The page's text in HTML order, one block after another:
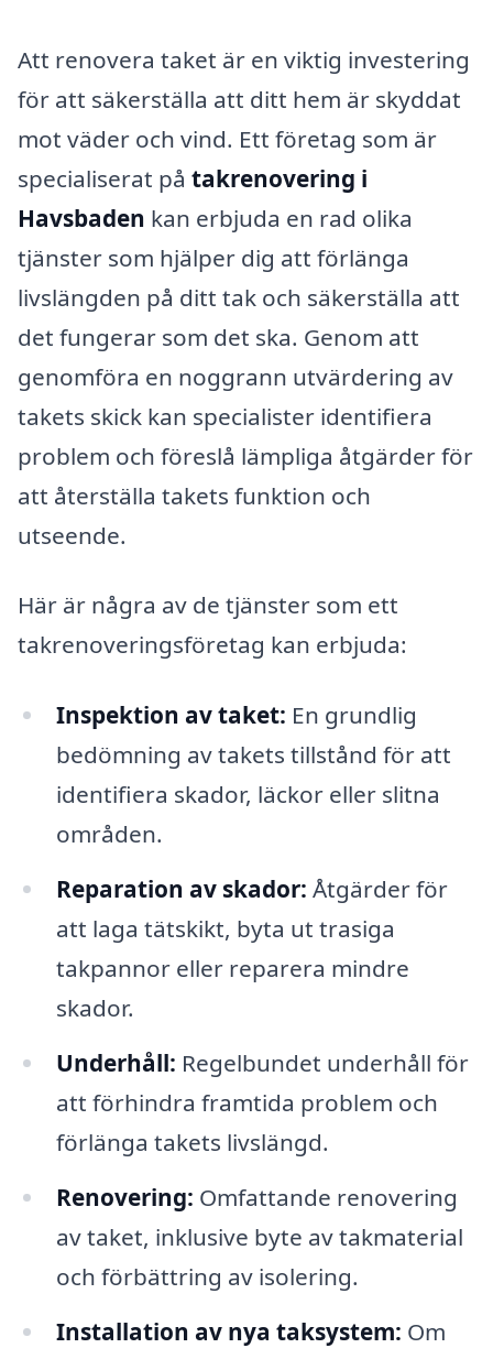
Att renovera taket är en viktig investering
för att säkerställa att ditt hem är skyddat
mot väder och vind. Ett företag som är
specialiserat på takrenovering i
Havsbaden kan erbjuda en rad olika
tjänster som hjälper dig att förlänga
livslängden på ditt tak och säkerställa att
det fungerar som det ska. Genom att
genomföra en noggrann utvärdering av
takets skick kan specialister identifiera
problem och föreslå lämpliga åtgärder för
att återställa takets funktion och
utseende.
Här är några av de tjänster som ett
takrenoveringsföretag kan erbjuda:
Inspektion av taket: En grundlig
bedömning av takets tillstånd för att
identifiera skador, läckor eller slitna
områden.
Reparation av skador: Åtgärder för
att laga tätskikt, byta ut trasiga
takpannor eller reparera mindre
skador.
Underhåll: Regelbundet underhåll för
att förhindra framtida problem och
förlänga takets livslängd.
Renovering: Omfattande renovering
av taket, inklusive byte av takmaterial
och förbättring av isolering.
Installation av nya taksystem: Om